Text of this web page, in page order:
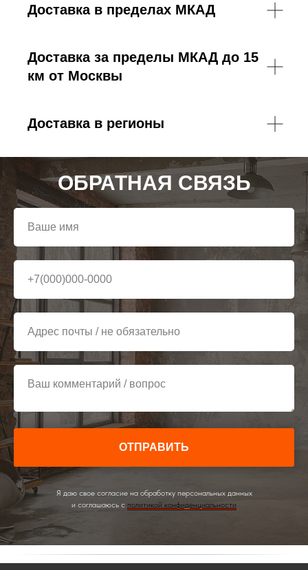
Доставка в пределах МКАД
Доставка за пределы МКАД до 15
км от Москвы
Доставка в регионы
ОБРАТНАЯ СВЯЗЬ
Ваше имя
+7(000)000-0000
Адрес почты / не обязательно
Ваш комментарий / вопрос
ОТПРАВИТЬ
Я даю свое согласие на обработку персональных данных
и соглашаюсь с политикой конфиденциальности